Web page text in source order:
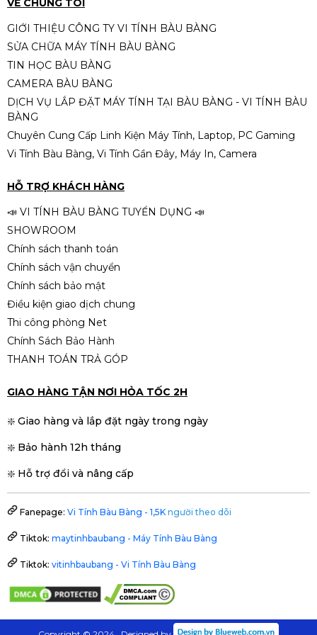
Hỗ trợ VGA đời mới hơn, băng thông tốt hơn
Đây là sự nâng cấp đáng giá so với các main
H610/H510.
⚡CPU Intel Core i5-12400F –
hiệu năng mạnh trong tầm giá
Với 6 nhân 12 luồng, hiệu suất xử lý vượt trội:
Làm việc văn phòng, kế toán, dữ liệu nặng
Chạy phần mềm đồ họa 2D/3D (Ps, Ai, Pr,
Blender)
Render video Full HD – 2K
Lập trình, làm web, chạy máy ảo
Chơi game nặng yêu cầu CPU khỏe
Một trong những CPU tầm trung
chuộng nhất 2024 – 2025
mượt
Cho phép:
Mở nhiều tab Chrome
Chạy nhiều ứng dụng cùng lúc (Photoshop +
Illustrator + Office)
Làm việc đa nhiệm không giật lag
⚡SSD 512GB – tốc độ nhanh,
dung lượng lớn
Khởi động Windows trong 5–8 giây
gaming
SSD 256GB | Nguồn 500W – Cấu
hình tối ưu cho làm việc & giải trí
VỀ CHÚNG TÔI
GIỚI THIỆU CÔNG TY VI TÍNH BÀU BÀNG
SỬA CHỮA MÁY TÍNH BÀU BÀNG
TIN HỌC BÀU BÀNG
CAMERA BÀU BÀNG
DỊCH VỤ LẮP ĐẶT MÁY TÍNH TẠI BÀU BÀNG - VI TÍNH BÀU
BÀNG
Chuyên Cung Cấp Linh Kiện Máy Tính, Laptop, PC Gaming
Vi Tính Bàu Bàng, Vi Tính Gần Đây, Máy In, Camera
HỖ TRỢ KHÁCH HÀNG
📣 VI TÍNH BÀU BÀNG TUYỂN DỤNG 📣
SHOWROOM
Chính sách thanh toán
Chính sách vận chuyển
Chính sách bảo mật
Điều kiện giao dịch chung
Thi công phòng Net
Chính Sách Bảo Hành
THANH TOÁN TRẢ GÓP
GIAO HÀNG TẬN NƠI HỎA TỐC 2H
❇️ Giao hàng và lắp đặt ngày trong ngày
❇️ Bảo hành 12h tháng
❇️ Hỗ trợ đổi và nâng cấp
Fanepage: Vi Tính Bàu Bàng - 1,5K người theo dõi
Tiktok: maytinhbaubang - Máy Tính Bàu Bàng
Tiktok: vitinhbaubang - Vi Tính Bàu Bàng